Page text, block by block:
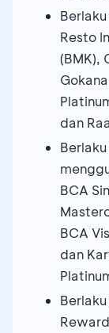
Resto
(BMK),
dan
BCA
BCA
dan